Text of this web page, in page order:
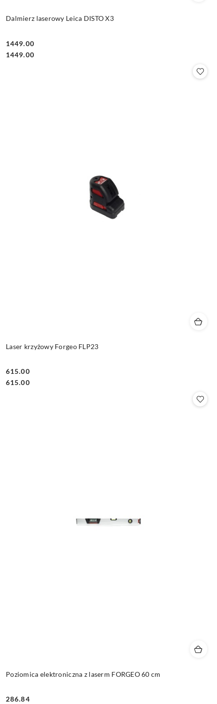
Dalmierz laserowy Leica DISTO X3
Cena:
1449.00
Cena:
1449.00
Laser krzyżowy Forgeo FLP23
Cena:
615.00
Cena:
615.00
Poziomica elektroniczna z laserm FORGEO 60 cm
286.84